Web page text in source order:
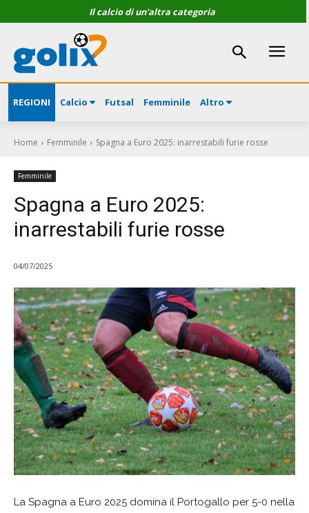
Il calcio di un'altra categoria
REGIONI Calcio Futsal Femminile Altro
Home Femminile Spagna a Euro 2025: inarrestabili furie rosse
Femminile
Spagna a Euro 2025:
inarrestabili furie rosse
04/07/2025
La Spagna a Euro 2025 domina il Portogallo per 5-0 nella